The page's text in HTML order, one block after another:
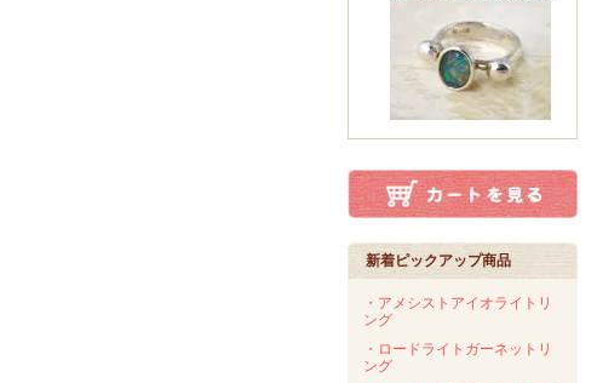
新着ピックアップ商品
・アメシストアイオライトリ
ング
・ロードライトガーネットリ
ング